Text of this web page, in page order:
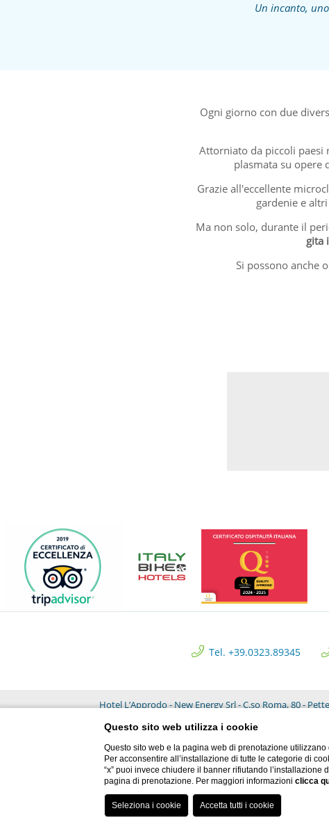
Un incanto,
Ogni giorno con due
Attorniato da piccoli paesi
plasmata su opere
Grazie all'eccellente
gardenie e
Ma non solo, durante il
gita
Si possono anche
Tel. +39.0323.89345
Hotel L’Approdo - New Energy Srl - C.so Roma, 80 -
Questo sito web utilizza i cookie
Questo sito web e la pagina web di prenotazione
Per acconsentire all’installazione di tutte le categorie di
“x” puoi invece chiudere il banner rifiutando
pagina di prenotazione. Per maggiori informazioniclicca